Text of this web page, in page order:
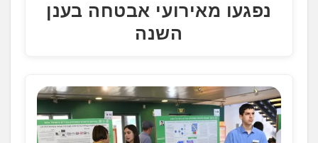
נפגעו מאירועי אבטחה בענן
השנה